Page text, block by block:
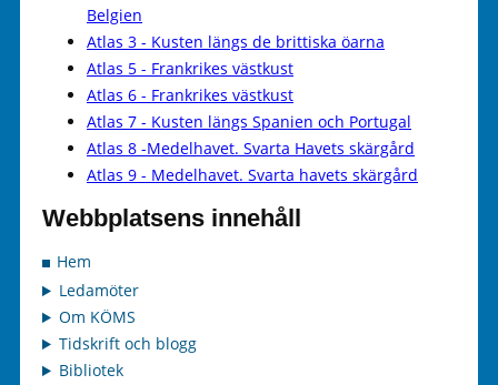
Belgien
Atlas 3 - Kusten längs de brittiska öarna
Atlas 5 - Frankrikes västkust
Atlas 6 - Frankrikes västkust
Atlas 7 - Kusten längs Spanien och Portugal
Atlas 8 -Medelhavet. Svarta Havets skärgård
Atlas 9 - Medelhavet. Svarta havets skärgård
Webbplatsens innehåll
Hem
Ledamöter
Om KÖMS
Tidskrift och blogg
Bibliotek